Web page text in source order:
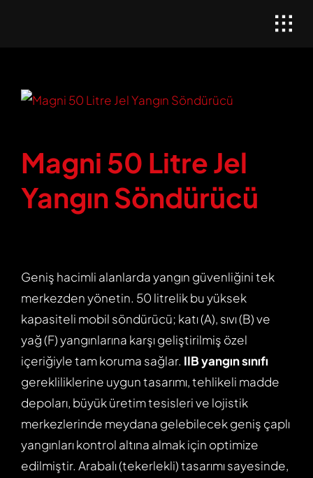
Magni 50 Litre Jel
Yangın Söndürücü
Geniş hacimli alanlarda yangın güvenliğini tek
merkezden yönetin. 50 litrelik bu yüksek
kapasiteli mobil söndürücü; katı (A), sıvı (B) ve
yağ (F) yangınlarına karşı geliştirilmiş özel
içeriğiyle tam koruma sağlar. IIB yangın sınıfı
gerekliliklerine uygun tasarımı, tehlikeli madde
depoları, büyük üretim tesisleri ve lojistik
merkezlerinde meydana gelebilecek geniş çaplı
yangınları kontrol altına almak için optimize
edilmiştir. Arabalı (tekerlekli) tasarımı sayesinde,